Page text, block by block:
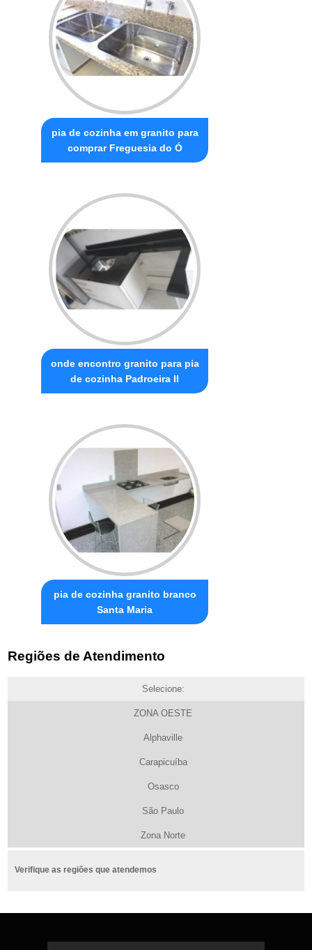
pia de cozinha em granito para
comprar Freguesia do Ó
onde encontro granito para pia
de cozinha Padroeira II
pia de cozinha granito branco
Santa Maria
Regiões de Atendimento
Selecione:
ZONA OESTE
Alphaville
Carapicuíba
Osasco
São Paulo
Zona Norte
Verifique as regiões que atendemos